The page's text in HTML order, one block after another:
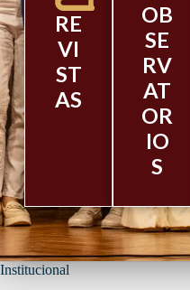
RE
VI
ST
AS
OB
SE
RV
AT
OR
IO
S
Institucional